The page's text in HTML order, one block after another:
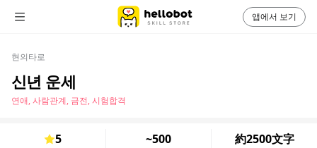
현의타로
신년 운세
연애, 사람관계, 금전, 시험합격
5 ~500 約2500文字
앱에서 보기